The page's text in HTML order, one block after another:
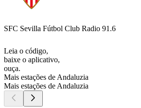
SFC Sevilla Fútbol Club Radio 91.6
Leia o código,
baixe o aplicativo,
ouça.
Mais estações de Andaluzia
Mais estações de Andaluzia